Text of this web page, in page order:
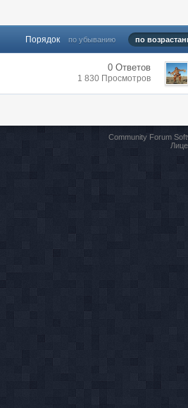
Порядок по убыванию по
0 Ответов
1 830 Просмотров
Community Forum